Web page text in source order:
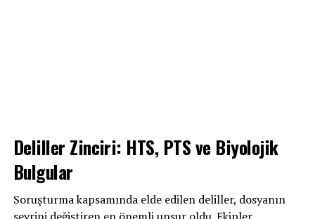
Deliller Zinciri: HTS, PTS ve Biyolojik
Bulgular
Soruşturma kapsamında elde edilen deliller, dosyanın
seyrini değiştiren en önemli unsur oldu. Ekipler,